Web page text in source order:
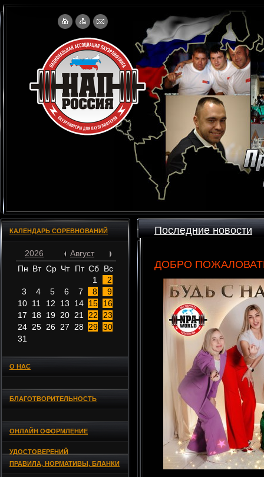
КАЛЕНДАРЬ СОРЕВНОВАНИЙ
2026
Август
Пн Вт Ср Чт Пт Сб Вс
1
2
3
4 5 6 7 8
9
10 11 12 13 14 15
16
17
18 19 20 21 22
23
24 25 26 27 28 29 30
31
О НАС
БЛАГОТВОРИТЕЛЬНОСТЬ
ОНЛАЙН ОФОРМЛЕНИЕ
УДОСТОВЕРЕНИЙ
ПРАВИЛА, НОРМАТИВЫ, БЛАНКИ
Последние новости
ДОБРО